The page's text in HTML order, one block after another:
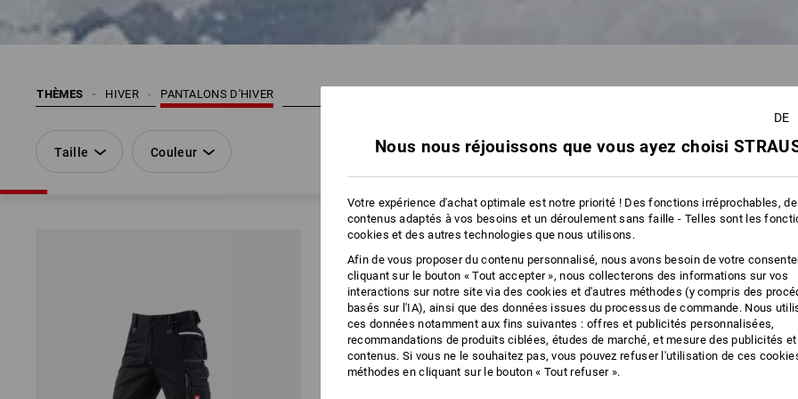
THÈMES PANTALONS D'HIVER
HIVER
Taille Couleur 22
DE
Nous nous réjouissons que vous ayez choisi
Votre expérience d'achat optimale est notre priorité ! Des fonctions irréprochables,
contenus adaptés à vos besoins et un déroulement sans faille - Telles sont les
cookies et des autres technologies que nous utilisons.
Afin de vous proposer du contenu personnalisé, nous avons besoin de votre
cliquant sur le bouton « Tout accepter », nous collecterons des informations sur vos
interactions sur notre site via des cookies et d'autres méthodes (y compris des
basés sur l'IA), ainsi que des données issues du processus de commande. Nous
ces données notamment aux fins suivantes : offres et publicités personnalisées,
recommandations de produits ciblées, études de marché, et mesure des publicités et
contenus. Si vous ne le souhaitez pas, vous pouvez refuser l'utilisation de ces
méthodes en cliquant sur le bouton « Tout refuser ».